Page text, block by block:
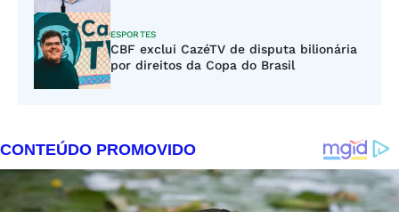
ESPORTES
CBF exclui CazéTV de disputa bilionária
por direitos da Copa do Brasil